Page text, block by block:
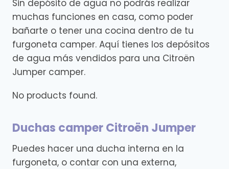
Sin depósito de agua no podrás realizar
muchas funciones en casa, como poder
bañarte o tener una cocina dentro de tu
furgoneta camper. Aquí tienes los depósitos
de agua más vendidos para una Citroën
Jumper camper.
No products found.
Duchas camper Citroën Jumper
Puedes hacer una ducha interna en la
furgoneta, o contar con una externa,